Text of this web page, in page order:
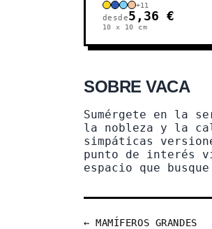
+11
desde5,36 €
10 x 10 cm
SOBRE VACA
Sumérgete en la
la nobleza y la
simpáticas
punto de interés
espacio que
← MAMÍFEROS GRANDES